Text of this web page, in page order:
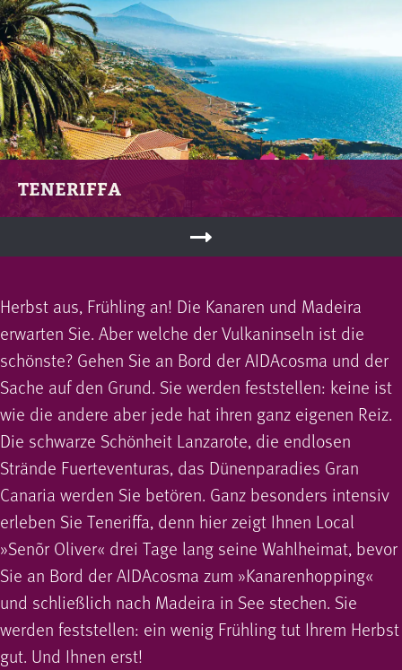
TENERIFFA
Herbst aus, Frühling an! Die Kanaren und Madeira
erwarten Sie. Aber welche der Vulkaninseln ist die
schönste? Gehen Sie an Bord der AIDAcosma und der
Sache auf den Grund. Sie werden feststellen: keine ist
wie die andere aber jede hat ihren ganz eigenen Reiz.
Die schwarze Schönheit Lanzarote, die endlosen
Strände Fuerteventuras, das Dünenparadies Gran
Canaria werden Sie betören. Ganz besonders intensiv
erleben Sie Teneriffa, denn hier zeigt Ihnen Local
»Senõr Oliver« drei Tage lang seine Wahlheimat, bevor
Sie an Bord der AIDAcosma zum »Kanarenhopping«
und schließlich nach Madeira in See stechen. Sie
werden feststellen: ein wenig Frühling tut Ihrem Herbst
gut. Und Ihnen erst!